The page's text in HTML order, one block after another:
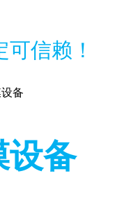
信赖！
设备